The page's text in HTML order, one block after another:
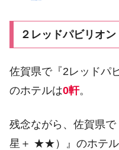
２レッドパビリオン
佐賀県で『2レッドパ
のホテルは0軒。
残念ながら、佐賀県
星＋ ★★）』のホテル